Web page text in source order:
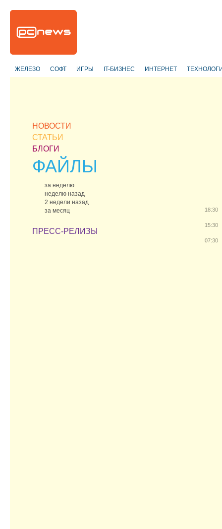
ЖЕЛЕЗО СОФТ ИГРЫ IT-БИЗНЕС ИНТЕРНЕТ
НОВОСТИ
СТАТЬИ
БЛОГИ
ФАЙЛЫ
за неделю
неделю назад
2 недели назад
за месяц
ПРЕСС-РЕЛИЗЫ
18:30
15:30
07:30